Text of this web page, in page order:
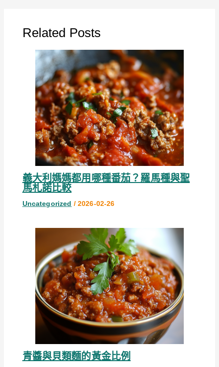
Related Posts
義大利媽媽都用哪種番茄？羅馬種與聖
馬札諾比較
Uncategorized / 2026-02-26
青醬與貝類麵的黃金比例